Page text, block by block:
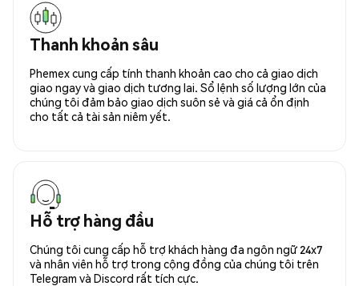
Thanh khoản sâu
Phemex cung cấp tính thanh khoản cao cho cả giao dịch
giao ngay và giao dịch tương lai. Sổ lệnh số lượng lớn của
chúng tôi đảm bảo giao dịch suôn sẻ và giá cả ổn định
cho tất cả tài sản niêm yết.
Hỗ trợ hàng đầu
Chúng tôi cung cấp hỗ trợ khách hàng đa ngôn ngữ 24x7
và nhân viên hỗ trợ trong cộng đồng của chúng tôi trên
Telegram và Discord rất tích cực.